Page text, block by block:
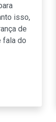
isso,
de
fala do